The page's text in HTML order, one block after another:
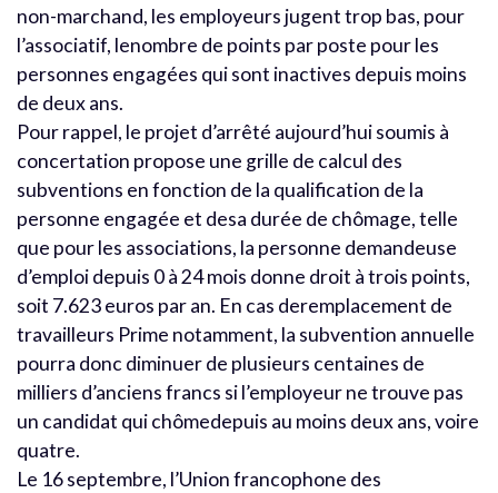
non-marchand, les employeurs jugent trop bas, pour
l’associatif, lenombre de points par poste pour les
personnes engagées qui sont inactives depuis moins
de deux ans.
Pour rappel, le projet d’arrêté aujourd’hui soumis à
concertation propose une grille de calcul des
subventions en fonction de la qualification de la
personne engagée et desa durée de chômage, telle
que pour les associations, la personne demandeuse
d’emploi depuis 0 à 24 mois donne droit à trois points,
soit 7.623 euros par an. En cas deremplacement de
travailleurs Prime notamment, la subvention annuelle
pourra donc diminuer de plusieurs centaines de
milliers d’anciens francs si l’employeur ne trouve pas
un candidat qui chômedepuis au moins deux ans, voire
quatre.
Le 16 septembre, l’Union francophone des